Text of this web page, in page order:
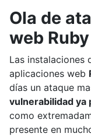
Ola de
web
Las instalaciones
aplicaciones web
días un ataque
vulnerabilidad ya
como
presente en